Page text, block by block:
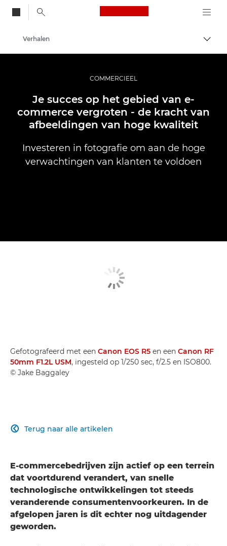
Canon Logo, back
Professionele fotografie en video
Verhalen
COMMERCIEEL
Je succes op het gebied van e-
commerce vergroten - de kracht van
afbeeldingen van hoge kwaliteit
Investeren in fotografie om aan de hoge
verwachtingen van klanten te voldoen
Gefotografeerd met een Canon EOS R5 en een Canon RF
50mm F1.2L USM, ingesteld op 1/250 sec, f/2.5 en ISO800.
© Jake Baggaley
Terug naar alle artikelen

E-commercebedrijven zijn actief op een terrein
dat voortdurend verandert, van snelle
technologische ontwikkelingen tot steeds
veranderende consumentenvoorkeuren. In de
afgelopen jaren is dit echter nog uitdagender
geworden.